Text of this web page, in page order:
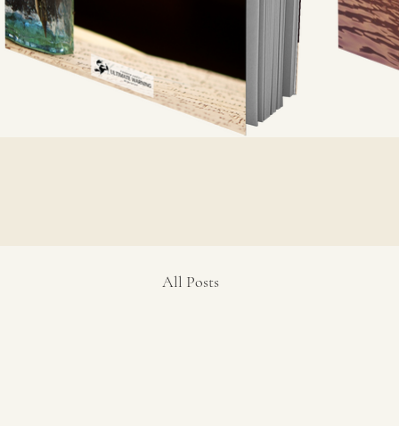
All Posts